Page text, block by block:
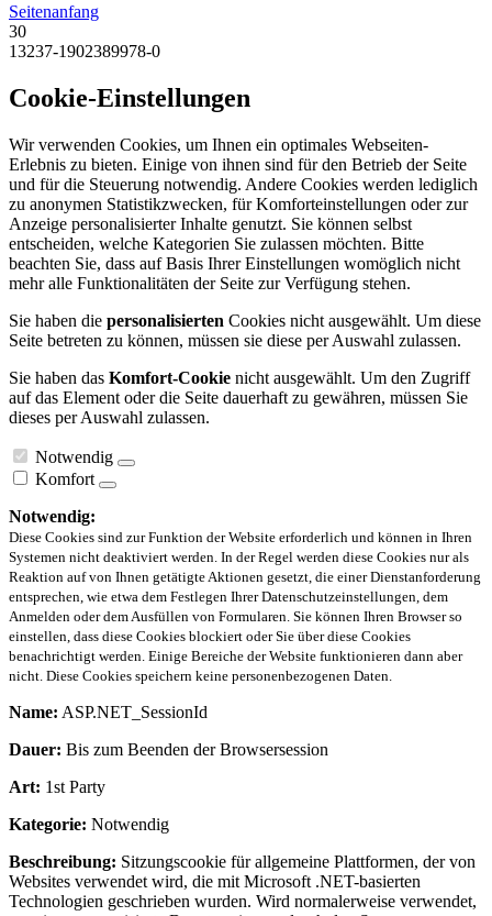
Seitenanfang
30
13237-1902389978-0
Cookie-Einstellungen
Wir verwenden Cookies, um Ihnen ein optimales Webseiten-
Erlebnis zu bieten. Einige von ihnen sind für den Betrieb der Seite
und für die Steuerung notwendig. Andere Cookies werden lediglich
zu anonymen Statistikzwecken, für Komforteinstellungen oder zur
Anzeige personalisierter Inhalte genutzt. Sie können selbst
entscheiden, welche Kategorien Sie zulassen möchten. Bitte
beachten Sie, dass auf Basis Ihrer Einstellungen womöglich nicht
mehr alle Funktionalitäten der Seite zur Verfügung stehen.
Sie haben die personalisierten Cookies nicht ausgewählt. Um diese
Seite betreten zu können, müssen sie diese per Auswahl zulassen.
Sie haben das Komfort-Cookie nicht ausgewählt. Um den Zugriff
auf das Element oder die Seite dauerhaft zu gewähren, müssen Sie
dieses per Auswahl zulassen.
Notwendig
Komfort
Notwendig:
Diese Cookies sind zur Funktion der Website erforderlich und können in Ihren
Systemen nicht deaktiviert werden. In der Regel werden diese Cookies nur als
Reaktion auf von Ihnen getätigte Aktionen gesetzt, die einer Dienstanforderung
entsprechen, wie etwa dem Festlegen Ihrer Datenschutzeinstellungen, dem
Anmelden oder dem Ausfüllen von Formularen. Sie können Ihren Browser so
einstellen, dass diese Cookies blockiert oder Sie über diese Cookies
benachrichtigt werden. Einige Bereiche der Website funktionieren dann aber
nicht. Diese Cookies speichern keine personenbezogenen Daten.
Name: ASP.NET_SessionId
Dauer: Bis zum Beenden der Browsersession
Art: 1st Party
Kategorie: Notwendig
Beschreibung: Sitzungscookie für allgemeine Plattformen, der von
Websites verwendet wird, die mit Microsoft .NET-basierten
Technologien geschrieben wurden. Wird normalerweise verwendet,